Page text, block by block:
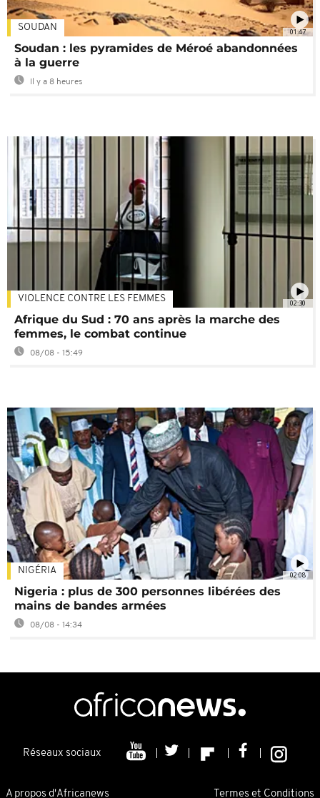
01:47
SOUDAN
Soudan : les pyramides de Méroé abandonnées
à la guerre
Il y a 8 heures
02:30
VIOLENCE CONTRE LES FEMMES
Afrique du Sud : 70 ans après la marche des
femmes, le combat continue
08/08 - 15:49
02:08
NIGÉRIA
Nigeria : plus de 300 personnes libérées des
mains de bandes armées
08/08 - 14:34
Réseaux sociaux
A propos d'Africanews Termes et Conditions